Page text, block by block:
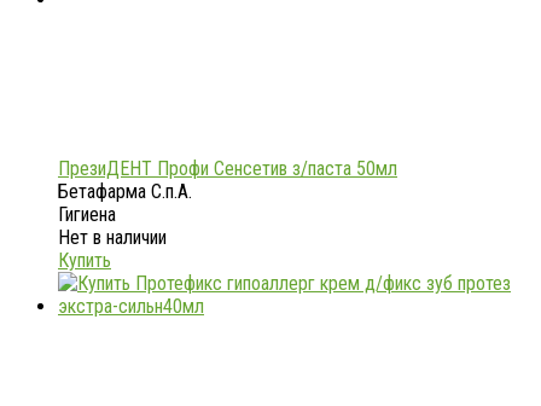
ПрезиДЕНТ Профи Сенсетив з/паста 50мл
Бетафарма С.п.А.
Гигиена
Нет в наличии
Купить